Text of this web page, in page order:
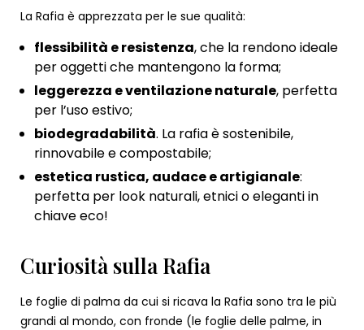
La Rafia è apprezzata per le sue qualità:
flessibilità e resistenza, che la rendono ideale
per oggetti che mantengono la forma;
leggerezza e ventilazione naturale, perfetta
per l’uso estivo;
biodegradabilità. La rafia è sostenibile,
rinnovabile e compostabile;
estetica rustica, audace e artigianale:
perfetta per look naturali, etnici o eleganti in
chiave eco!
Curiosità sulla Rafia
Le foglie di palma da cui si ricava la Rafia sono tra le più
grandi al mondo, con fronde (le foglie delle palme, in